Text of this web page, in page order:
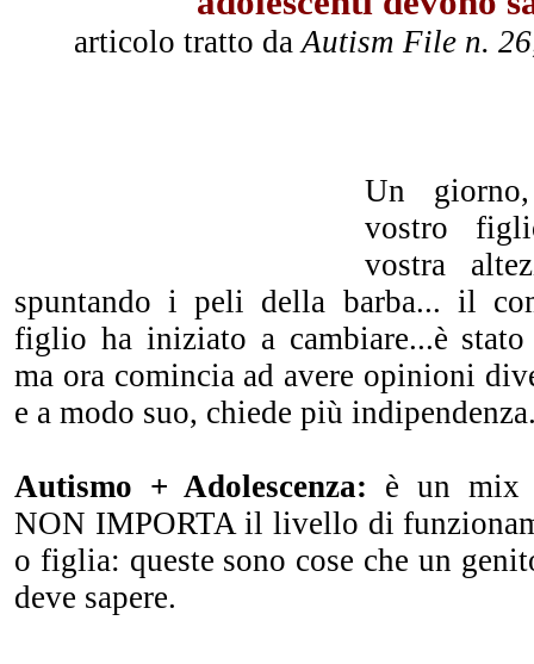
articolo tratto daAutism File n.
Un
vostro
vostra
spuntando i peli della barba... il
figlio ha iniziato a cambiare...è
ma ora comincia ad avere opinioni
e a modo suo, chiede più
Autismo + Adolescenza: è un mix
NON IMPORTA il livello di
o figlia: queste sono cose che un
deve sapere.